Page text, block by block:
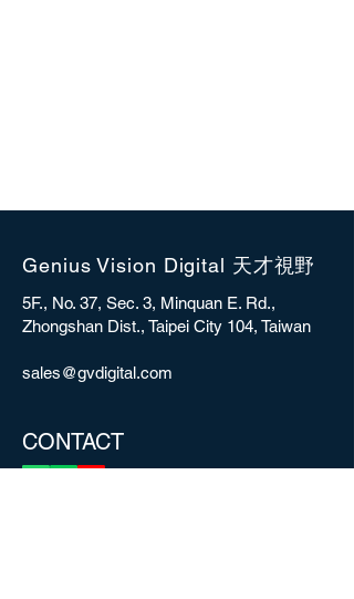
Genius Vision Digital 天才視野
5F., No. 37, Sec. 3, Minquan E. Rd.,
Zhongshan Dist., Taipei City 104, Taiwan
sales@gvdigital.com
CONTACT